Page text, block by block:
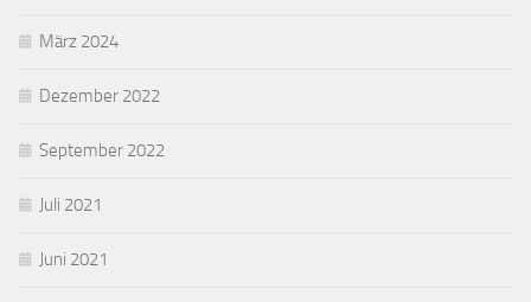
März 2024
Dezember 2022
September 2022
Juli 2021
Juni 2021